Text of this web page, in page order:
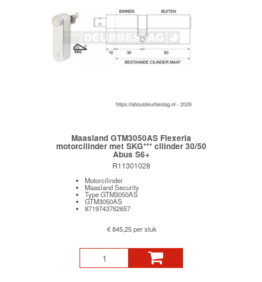
Maasland GTM3050AS Flexeria
motorcilinder met SKG*** cilinder 30/50
Abus S6+
R11301028
Motorcilinder
Maasland Security
Type GTM3050AS
GTM3050AS
8719743762657
€ 845,25 per stuk